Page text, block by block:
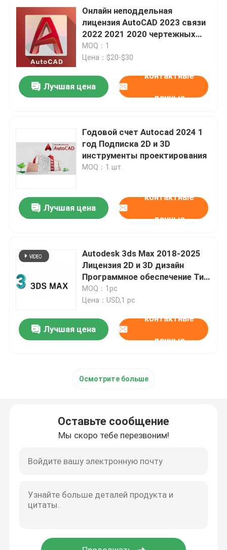
Видеозаписи
Онлайн неподдельная
лицензия AutoCAD 2023 связи
2022 2021 2020 чертежных
инструментов подписки
Mac/PC 1 года чертя
MOQ：1
Цена：$20-$30
Лучшая цена
контактные
данные
Годовой счет Autocad 2024 1
год Подписка 2D и 3D
инструменты проектирования
MOQ：1 шт.
Лучшая цена
контактные
данные
Autodesk 3ds Max 2018-2025
Лицензия 2D и 3D дизайн
Программное обеспечение Тип
Обязательный счет
Ассоциация Срок действия 1
MOQ：1pc
Цена：USD,1 pc
Лучшая цена
контактные
данные
Осмотрите больше
Оставьте сообщение
Мы скоро тебе перезвоним!